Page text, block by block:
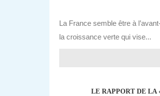
La France semble être à
la croissance verte qui vise...
LE RAPPORT DE LA